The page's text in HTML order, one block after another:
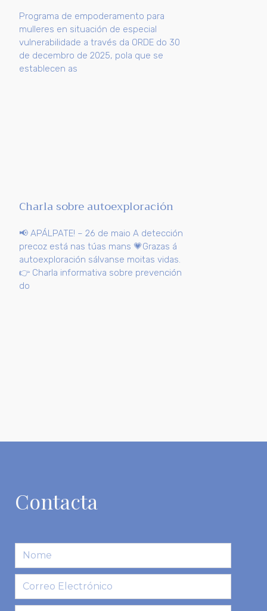
Programa de empoderamento para
mulleres en situación de especial
vulnerabilidade a través da ORDE do 30
de decembro de 2025, pola que se
establecen as
Charla sobre autoexploración
📢 APÁLPATE! – 26 de maio A detección
precoz está nas túas mans 💗Grazas á
autoexploración sálvanse moitas vidas.
👉 Charla informativa sobre prevención
do
Contacta